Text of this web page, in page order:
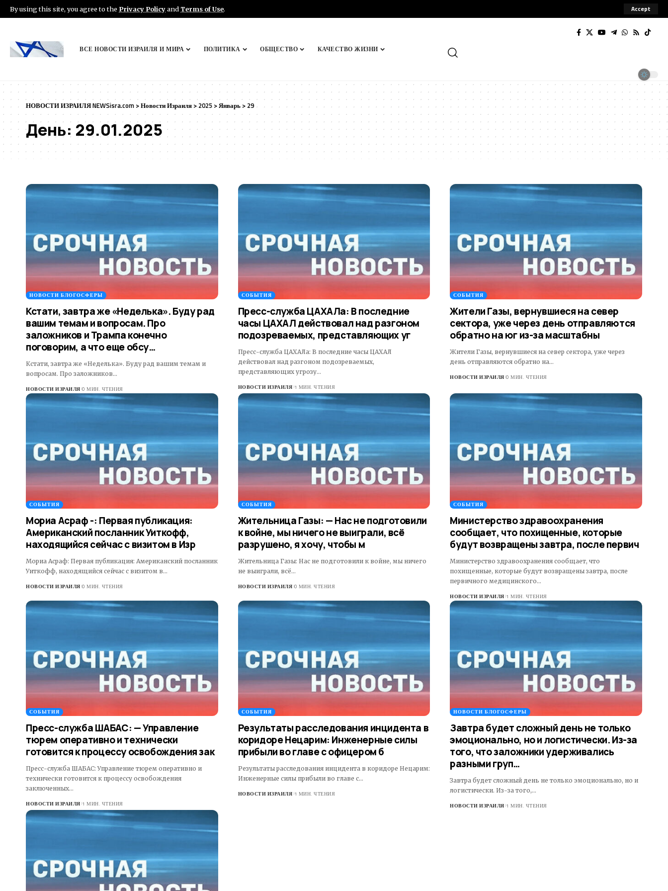
By using this site, you agree to the Privacy Policyand Terms of Use. Accept
ВСЕ НОВОСТИ ИЗРАИЛЯ И МИРА ПОЛИТИКА ОБЩЕСТВО КАЧЕСТВО ЖИЗНИ
НОВОСТИ ИЗРАИЛЯ NEWSisra.com >Новости Израиля >2025>Январь> 29
День: 29.01.2025
НОВОСТИ БЛОГОСФЕРЫ
Кстати, завтра же «Неделька». Буду рад
вашим темам и вопросам. Про
заложников и Трампа конечно
поговорим, а что еще обсу…
Кстати, завтра же «Неделька». Буду рад вашим темам и
вопросам. Про заложников…
НОВОСТИ ИЗРАИЛЯ 0 МИН. ЧТЕНИЯ
СОБЫТИЯ
Пресс-служба ЦАХАЛа: В последние
часы ЦАХАЛ действовал над разгоном
подозреваемых, представляющих уг
Пресс-служба ЦАХАЛа: В последние часы ЦАХАЛ
действовал над разгоном подозреваемых,
представляющих угрозу…
НОВОСТИ ИЗРАИЛЯ 1 МИН. ЧТЕНИЯ
СОБЫТИЯ
Жители Газы, вернувшиеся на север
сектора, уже через день отправляются
обратно на юг из-за масштабны
Жители Газы, вернувшиеся на север сектора, уже через
день отправляются обратно на…
НОВОСТИ ИЗРАИЛЯ 0 МИН. ЧТЕНИЯ
СОБЫТИЯ
Мориа Асраф -: Первая публикация:
Американский посланник Уиткофф,
находящийся сейчас с визитом в Изр
Мориа Асраф: Первая публикация: Американский посланник
Уиткофф, находящийся сейчас с визитом в…
НОВОСТИ ИЗРАИЛЯ 0 МИН. ЧТЕНИЯ
СОБЫТИЯ
Жительница Газы: — Нас не подготовили
к войне, мы ничего не выиграли, всё
разрушено, я хочу, чтобы м
Жительница Газы: Нас не подготовили к войне, мы ничего
не выиграли, всё…
НОВОСТИ ИЗРАИЛЯ 0 МИН. ЧТЕНИЯ
СОБЫТИЯ
Министерство здравоохранения
сообщает, что похищенные, которые
будут возвращены завтра, после первич
Министерство здравоохранения сообщает, что
похищенные, которые будут возвращены завтра, после
первичного медицинского…
НОВОСТИ ИЗРАИЛЯ 1 МИН. ЧТЕНИЯ
СОБЫТИЯ
Пресс-служба ШАБАС: — Управление
тюрем оперативно и технически
готовится к процессу освобождения зак
Пресс-служба ШАБАС: Управление тюрем оперативно и
технически готовится к процессу освобождения
заключенных…
НОВОСТИ ИЗРАИЛЯ 1 МИН. ЧТЕНИЯ
СОБЫТИЯ
Результаты расследования инцидента в
коридоре Нецарим: Инженерные силы
прибыли во главе с офицером б
Результаты расследования инцидента в коридоре Нецарим:
Инженерные силы прибыли во главе с…
НОВОСТИ ИЗРАИЛЯ 1 МИН. ЧТЕНИЯ
НОВОСТИ БЛОГОСФЕРЫ
Завтра будет сложный день не только
эмоционально, но и логистически. Из-за
того, что заложники удерживались
разными груп…
Завтра будет сложный день не только эмоционально, но и
логистически. Из-за того,…
НОВОСТИ ИЗРАИЛЯ 1 МИН. ЧТЕНИЯ